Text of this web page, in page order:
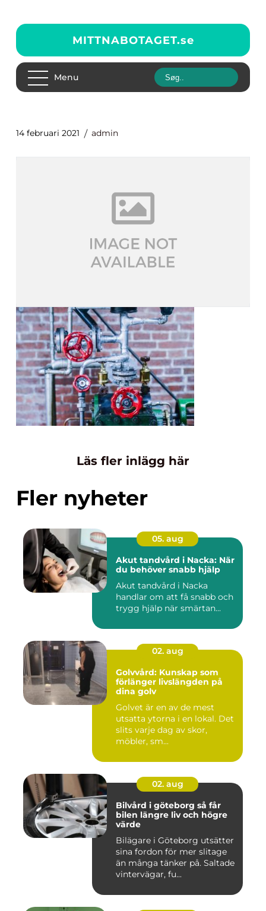
MITTNABOTAGET.se
Menu
14 februari 2021 admin
Läs fler inlägg här
Fler nyheter
05. aug
Akut tandvård i Nacka: När
du behöver snabb hjälp
Akut tandvård i Nacka
handlar om att få snabb och
trygg hjälp när smärtan...
02. aug
Golvvård: Kunskap som
förlänger livslängden på
dina golv
Golvet är en av de mest
utsatta ytorna i en lokal. Det
slits varje dag av skor,
möbler, sm...
02. aug
Bilvård i göteborg så får
bilen längre liv och högre
värde
Bilägare i Göteborg utsätter
sina fordon för mer slitage
än många tänker på. Saltade
vintervägar, fu...